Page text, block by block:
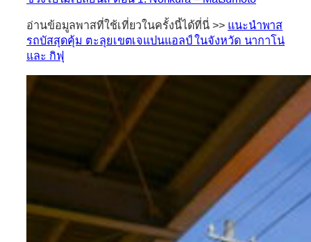
อ่านข้อมูลพาสที่ใช้เที่ยวในครั้งนี้ได้ที่นี่ >> แนะนำพาส
รถบัสสุดคุ้ม ตะลุยเขตเจแปนแอลป์ ในจังหวัด นากาโน่
และ กิฟุ